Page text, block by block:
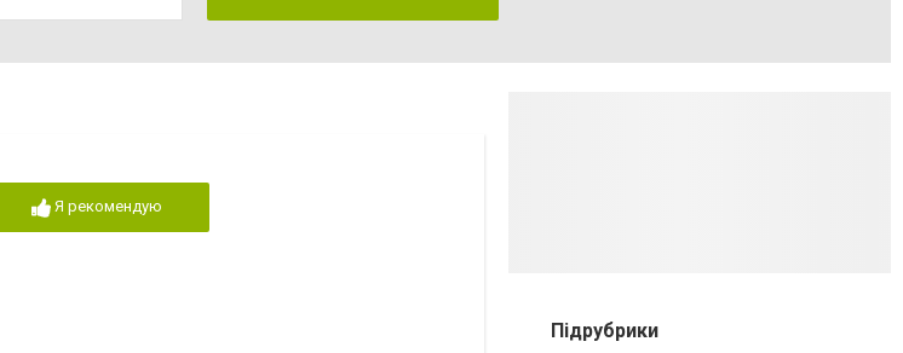
Я рекомендую
Підрубрики